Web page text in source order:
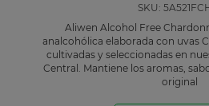
SKU:
Aliwen Alcohol Free
analcohólica elaborada con uvas
cultivadas y seleccionadas en
Central. Mantiene los aromas,
original